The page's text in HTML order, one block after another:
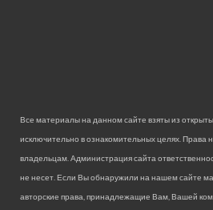
Все материалы на данном сайте взяты из
исключительно в ознакомительных целях.
владельцам. Администрация сайта
не несет. Если Вы обнаружили на нашем сайте
авторские права, принадлежащие Вам, Вашей